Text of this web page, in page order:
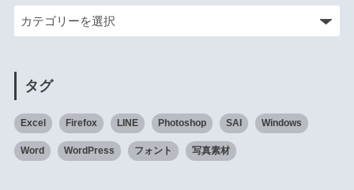
タグ
Excel Firefox LINE Photoshop SAI Windows
Word WordPress フォント 写真素材